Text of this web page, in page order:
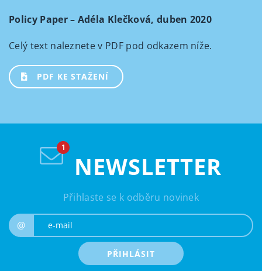
Policy Paper – Adéla Klečková, duben 2020
Celý text naleznete v PDF pod odkazem níže.
PDF KE STAŽENÍ
NEWSLETTER
Přihlaste se k odběru novinek
@
PŘIHLÁSIT